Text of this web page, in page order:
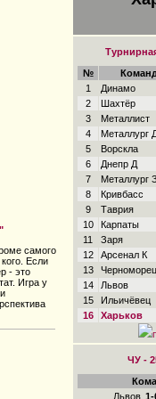
самого
Если
- это
Игра у
№
1
Динамо
2
Шахтёр
3
Металлист
4
Металлург
5
Ворскла
6
Днепр Д
7
Металлург З
8
Кривбасс
9
Таврия
10
Карпаты
11
Заря
12
Арсенал К
13
Черноморец
14
Львов
15
Ильичёвец
16
Харьков
ЧУ -
Львов 1-